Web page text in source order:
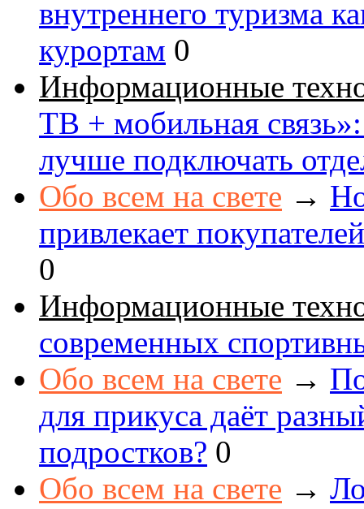
внутреннего туризма
курортам 0
Информационные
ТВ + мобильная
лучше подключать
Обо всем на свете →
привлекает
0
Информационные
современных
Обо всем на свете →
для прикуса даёт
подростков? 0
Обо всем на свете →